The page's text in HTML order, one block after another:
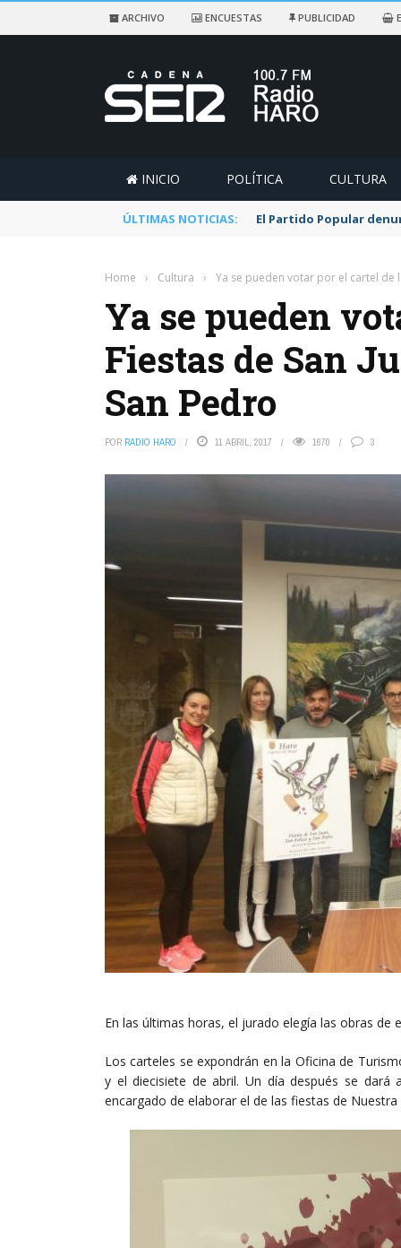
ARCHIVO ENCUESTAS PUBLICIDAD
INICIO POLÍTICA CULTURA
ÚLTIMAS NOTICIAS: El Partido Popular
Home › Cultura › Ya se pueden votar por el cartel de
Ya se pueden
Fiestas de San
San Pedro
POR RADIO HARO 11 ABRIL, 2017 1670 3
En las últimas horas, el jurado elegía las obras
Los carteles se expondrán en la Oficina de
y el diecisiete de abril. Un día después se
encargado de elaborar el de las fiestas de Nuestra